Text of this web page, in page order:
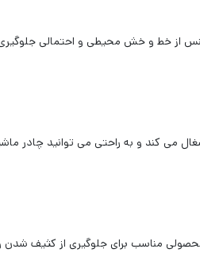
از خط و خش محیطی و احتمالی جلوگیری
می کند و به راحتی می توانید چادر
محصولی مناسب برای جلوگیری از کثیف